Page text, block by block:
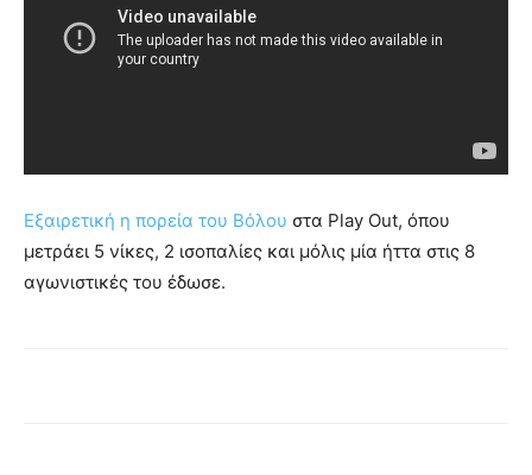
Εξαιρετική η πορεία του Βόλου στα Play Out, όπου
μετράει 5 νίκες, 2 ισοπαλίες και μόλις μία ήττα στις 8
αγωνιστικές του έδωσε.